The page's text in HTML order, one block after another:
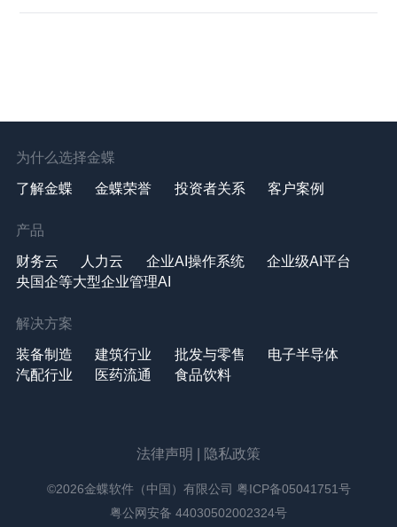
为什么选择金蝶
了解金蝶 金蝶荣誉 投资者关系 客户案例
产品
财务云 人力云 企业AI操作系统
企业级AI平台
央国企等大型企业管理AI
解决方案
装备制造 建筑行业 批发与零售
电子半导体
汽配行业
医药流通 食品饮料
法律声明 隐私政策
©2026金蝶软件（中国）有限公司 粤ICP备05041751号
粤公网安备 44030502002324号